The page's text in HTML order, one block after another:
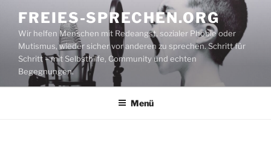
Inhalt
springen
FREIES-SPRECHEN.ORG
Wir helfen Menschen mit Redeangst, sozialer Phobie oder
Mutismus, wieder sicher vor anderen zu sprechen. Schritt für
Schritt – mit Selbsthilfe, Community und echten
Begegnungen.
Menü